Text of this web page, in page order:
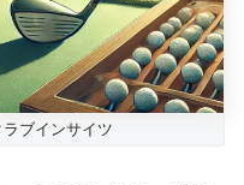
ブインサイツ